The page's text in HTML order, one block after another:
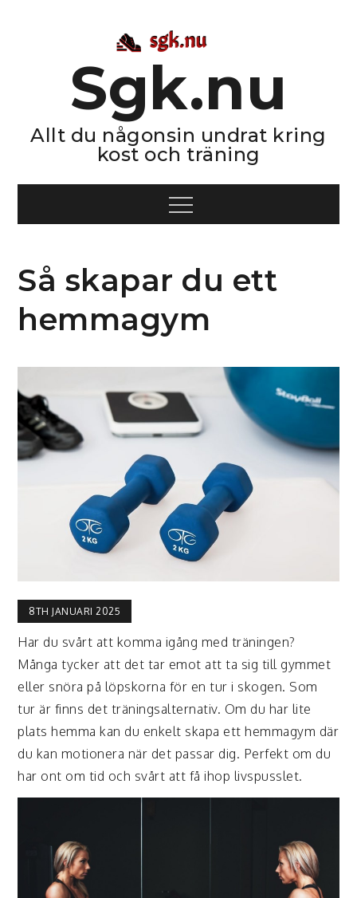
Sgk.nu
Allt du någonsin undrat kring
kost och träning
Menu
Så skapar du ett
hemmagym
8TH JANUARI 2025
Har du svårt att komma igång med träningen?
Många tycker att det tar emot att ta sig till gymmet
eller snöra på löpskorna för en tur i skogen. Som
tur är finns det träningsalternativ. Om du har lite
plats hemma kan du enkelt skapa ett hemmagym där
du kan motionera när det passar dig. Perfekt om du
har ont om tid och svårt att få ihop livspusslet.